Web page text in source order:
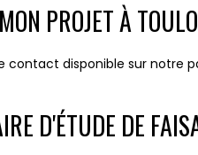
PROJET À
contact disponible sur notre
D'ÉTUDE DE